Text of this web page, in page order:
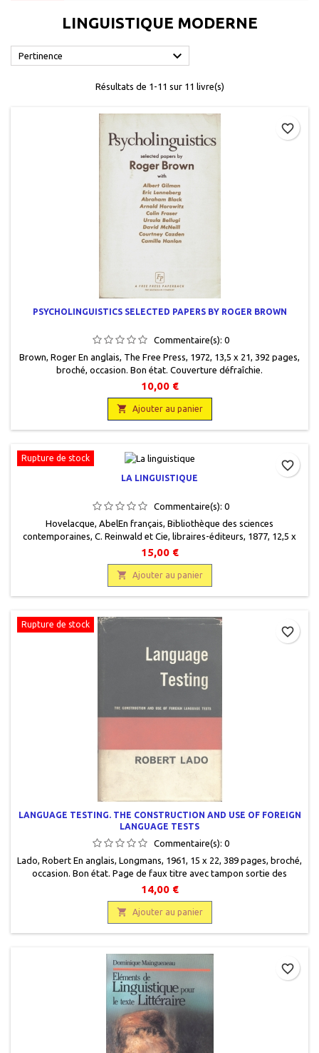
LINGUISTIQUE MODERNE
Pertinence 
Résultats de 1-11 sur 11 livre(s)
PSYCHOLINGUISTICS SELECTED PAPERS BY ROGER BROWN
Commentaire(s): 0
Brown, Roger En anglais, The Free Press, 1972, 13,5 x 21, 392 pages,
broché, occasion. Bon état. Couverture défraîchie.
10,00 €
 Ajouter au panier
favorite_border
Rupture de stock
LA LINGUISTIQUE
Commentaire(s): 0
Hovelacque, AbelEn français, Bibliothèque des sciences
contemporaines, C. Reinwald et Cie, libraires-éditeurs, 1877, 12,5 x
18,5, XI + 435 pages, relié, occasion. Bon état. Demi toilé brun, plats
cartonnés marbrés. Dos lisse passé avec titre et auteur gravés or
éteints. Intérieur très frais, quelques rousseurs éparses.
15,00 €
 Ajouter au panier
favorite_border
Rupture de stock
LANGUAGE TESTING. THE CONSTRUCTION AND USE OF FOREIGN
LANGUAGE TESTS
Commentaire(s): 0
Lado, Robert En anglais, Longmans, 1961, 15 x 22, 389 pages, broché,
occasion. Bon état. Page de faux titre avec tampon sortie des
collections. Jaquette éditeur très usagée.
14,00 €
 Ajouter au panier
favorite_border
favorite_border